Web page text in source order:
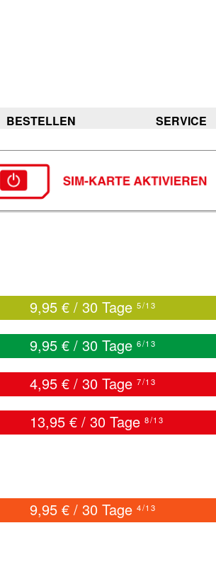
BESTELLEN SERVICE
9,95 € / 30 Tage5/13
9,95 € / 30 Tage6/13
4,95 € / 30 Tage7/13
13,95 € / 30 Tage8/13
9,95 € / 30 Tage4/13